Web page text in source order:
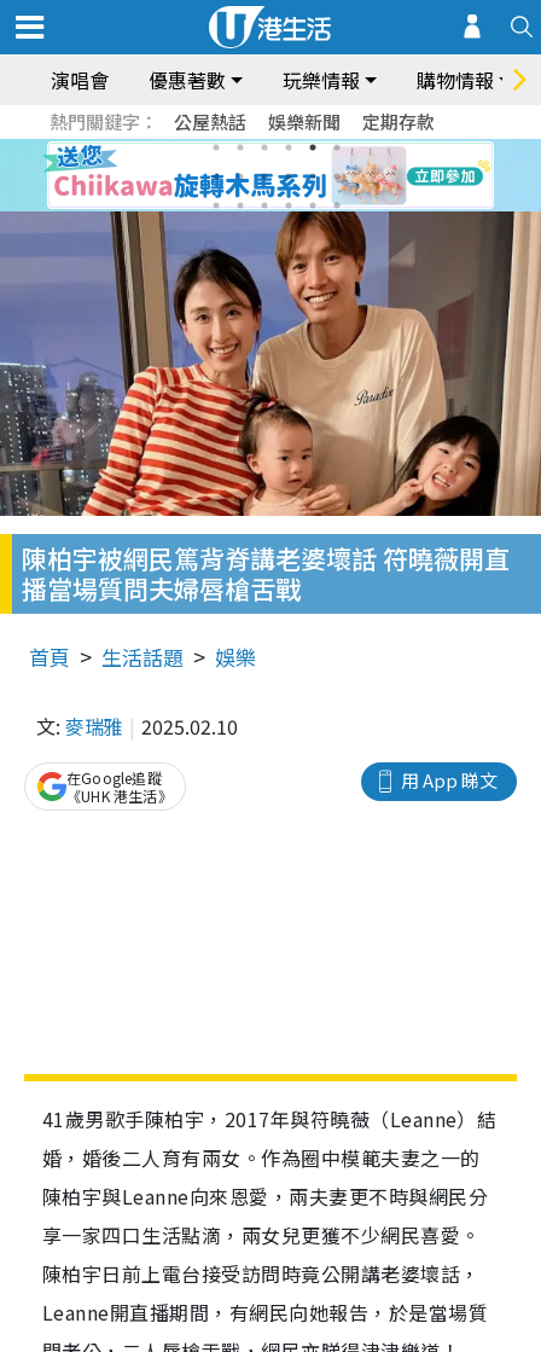
演唱會 優惠著數 玩樂情報 購物情報
熱門關鍵字： 公屋熱話 娛樂新聞 定期存款
陳柏宇被網民篤背脊講老婆壞話 符曉薇開直
播當場質問夫婦唇槍舌戰
首頁 生活話題 娛樂
文: 麥瑞雅 2025.02.10
用 App 睇文
在Google追蹤
《UHK 港生活》
41歲男歌手陳柏宇，2017年與符曉薇（Leanne）結
婚，婚後二人育有兩女。作為圈中模範夫妻之一的
陳柏宇與Leanne向來恩愛，兩夫妻更不時與網民分
享一家四口生活點滴，兩女兒更獲不少網民喜愛。
陳柏宇日前上電台接受訪問時竟公開講老婆壞話，
Leanne開直播期間，有網民向她報告，於是當場質